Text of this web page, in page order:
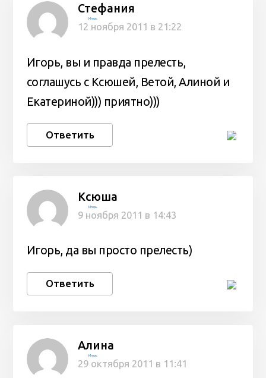
Стефания
Игорь
12 ноября 2011 в 21:22
Игорь, вы и правда прелесть,
соглашусь с Ксюшей, Ветой, Алиной и
Екатериной))) приятно)))
Ответить
Ксюша
Игорь
9 ноября 2011 в 14:43
Игорь, да вы просто прелесть)
Ответить
Алина
Игорь
29 октября 2011 в 11:41